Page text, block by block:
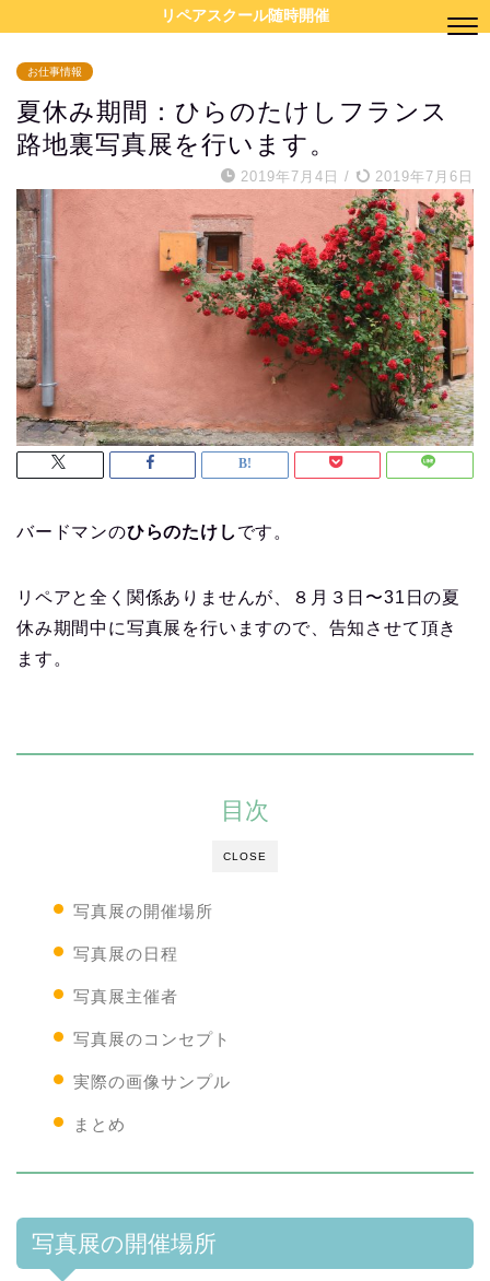
リペアスクール随時開催
お仕事情報
夏休み期間：ひらのたけしフランス
路地裏写真展を行います。
2019年7月4日 / 2019年7月6日
バードマンのひらのたけし です。
リペアと全く関係ありませんが、８月３日〜31日の夏
休み期間中に写真展を行いますので、告知させて頂き
ます。
CLOSE
目次
写真展の開催場所
写真展の日程
写真展主催者
写真展のコンセプト
実際の画像サンプル
まとめ
写真展の開催場所